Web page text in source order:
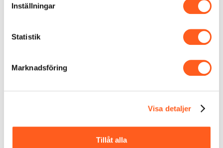
Inställningar
Statistik
Marknadsföring
Visa detaljer
Tillåt alla
Beläggning, namn:
GreenCoat Mica, GreenCoat PRO
Färger:
Övrigt:Option pannlängd 350-450